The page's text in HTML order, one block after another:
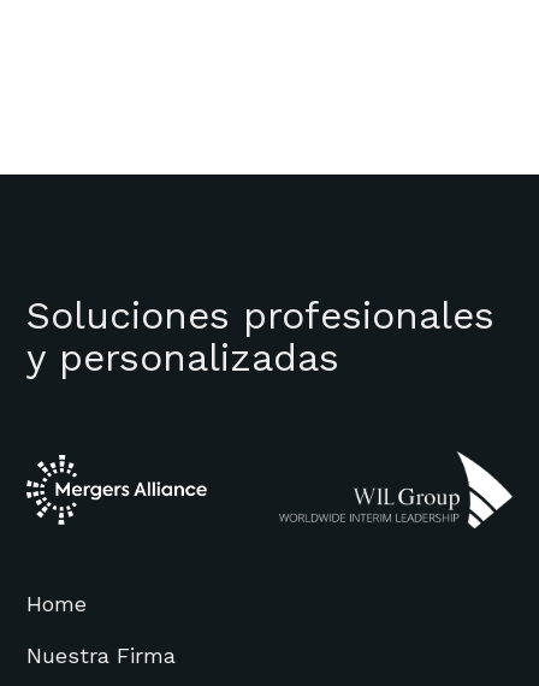
Soluciones profesionales
y personalizadas
Home
Nuestra Firma